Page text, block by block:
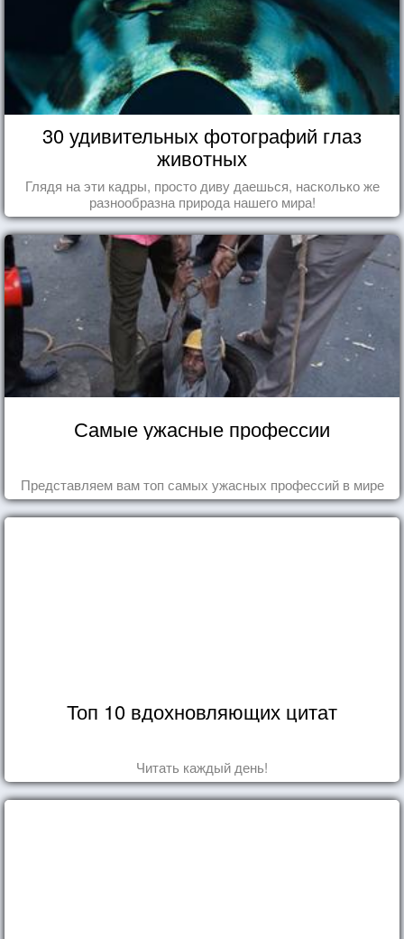
30 удивительных фотографий глаз
животных
Глядя на эти кадры, просто диву даешься, насколько же
разнообразна природа нашего мира!
Самые ужасные профессии
Представляем вам топ самых ужасных профессий в мире
Топ 10 вдохновляющих цитат
Читать каждый день!